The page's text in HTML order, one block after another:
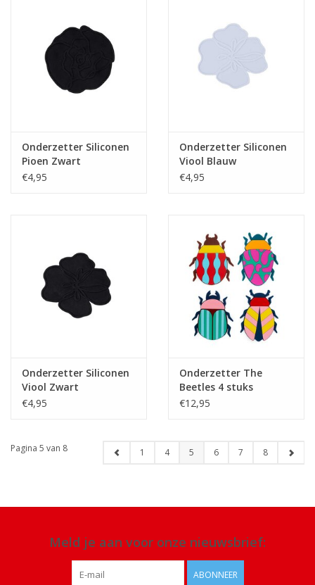
Onderzetter Siliconen
Pioen Zwart
€4,95
Onderzetter Siliconen
Viool Blauw
€4,95
Onderzetter Siliconen
Viool Zwart
€4,95
Onderzetter The
Beetles 4 stuks
€12,95
Pagina 5 van 8 1 4 5 6 7 8
Meld je aan voor onze nieuwsbrief:
ABONNEER